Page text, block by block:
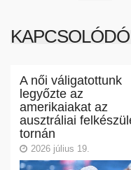
A női váligatottunk
legyőzte az
amerikaiakat az
ausztráliai
tornán
2026 július 19.